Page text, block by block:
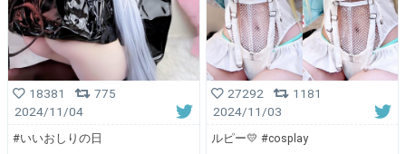
18381
775
2024/11/04
#いいおしりの日
27292
1181
2024/11/03
ルピー💛 #cosplay